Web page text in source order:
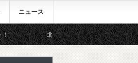
ニュース
らしいギフトをお探しの方はこちら♪